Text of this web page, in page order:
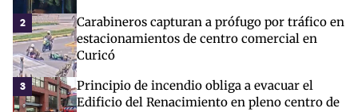
2
Carabineros capturan a prófugo por tráfico en
estacionamientos de centro comercial en
Curicó
3
Principio de incendio obliga a evacuar el
Edificio del Renacimiento en pleno centro de